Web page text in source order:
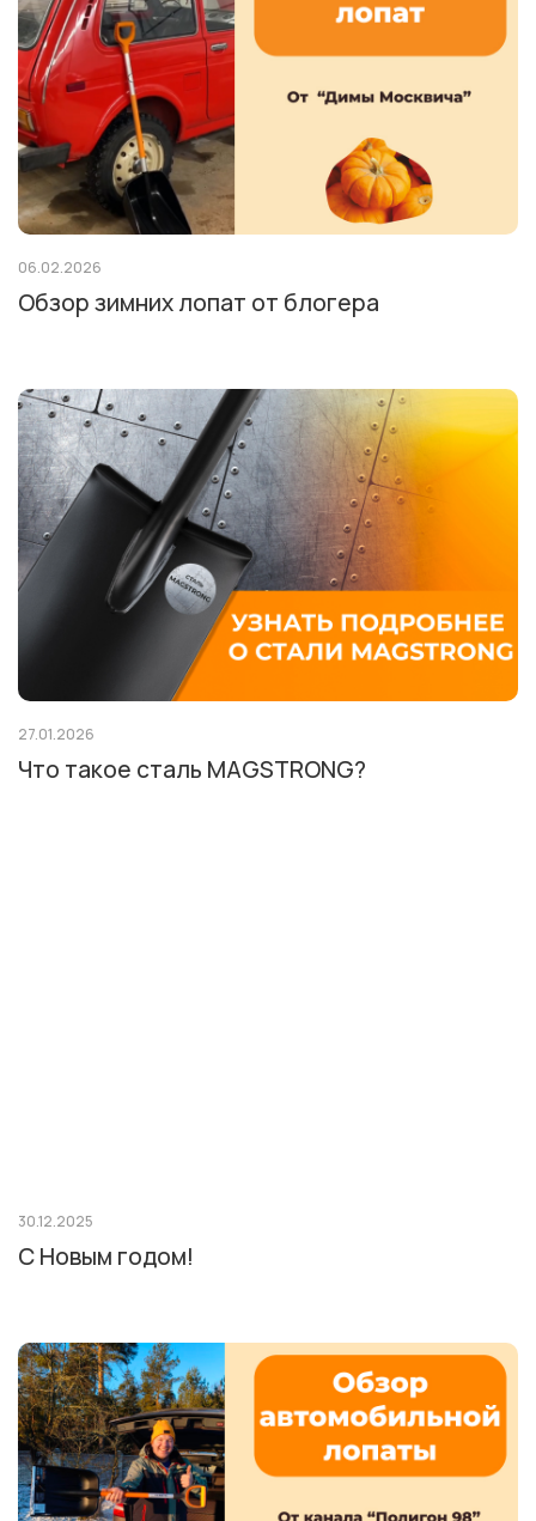
06.02.2026
Обзор зимних лопат от блогера
27.01.2026
Что такое сталь MAGSTRONG?
30.12.2025
С Новым годом!